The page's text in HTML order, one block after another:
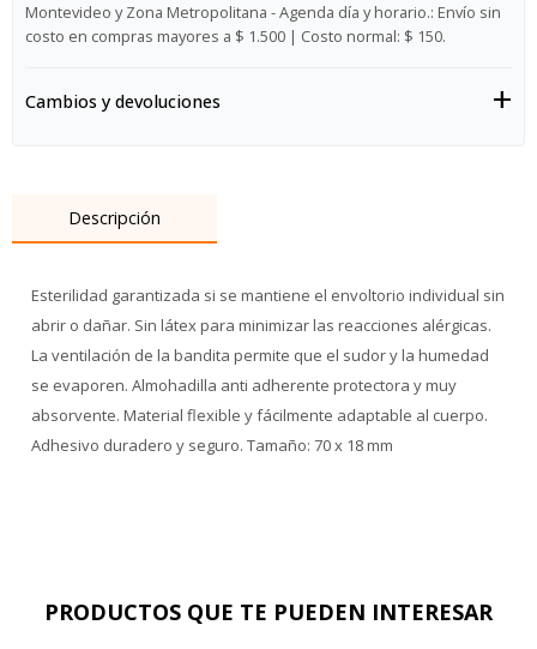
Montevideo y Zona Metropolitana - Agenda día y horario.: Envío sin
costo en compras mayores a $ 1.500 | Costo normal: $ 150.
Cambios y devoluciones
Descripción
Esterilidad garantizada si se mantiene el envoltorio individual sin
abrir o dañar. Sin látex para minimizar las reacciones alérgicas.
La ventilación de la bandita permite que el sudor y la humedad
se evaporen. Almohadilla anti adherente protectora y muy
absorvente. Material flexible y fácilmente adaptable al cuerpo.
Adhesivo duradero y seguro. Tamaño: 70 x 18 mm
PRODUCTOS QUE TE PUEDEN INTERESAR